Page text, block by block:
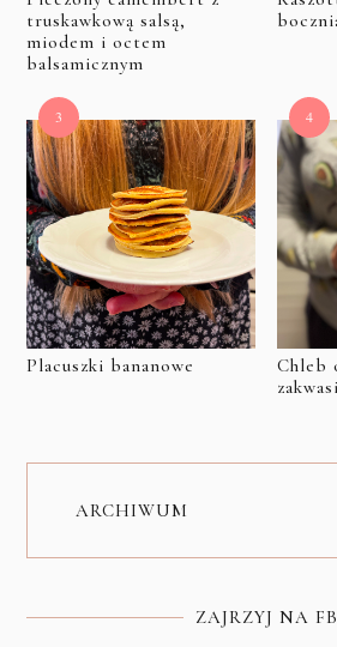
truskawkową salsą,
miodem i octem
balsamicznym
Placuszki bananowe
Chleb
ARCHIWUM
ZAJRZYJ NA